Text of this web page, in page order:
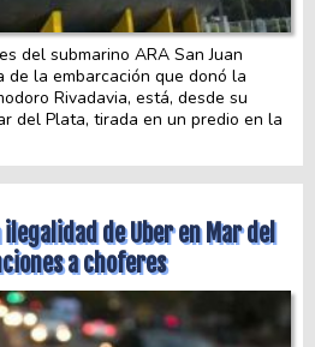
del submarino ARA San Juan
la embarcación que donó la
Rivadavia, está, desde su
del Plata, tirada en un predio en la
de Uber en Mar del
a choferes